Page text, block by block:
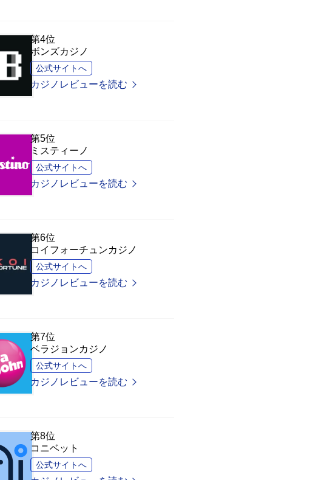
第4位
ボンズカジノ
公式サイトへ
カジノレビューを読む
第5位
ミスティーノ
公式サイトへ
カジノレビューを読む
第6位
コイフォーチュンカジノ
公式サイトへ
カジノレビューを読む
第7位
ベラジョンカジノ
公式サイトへ
カジノレビューを読む
第8位
コニベット
公式サイトへ